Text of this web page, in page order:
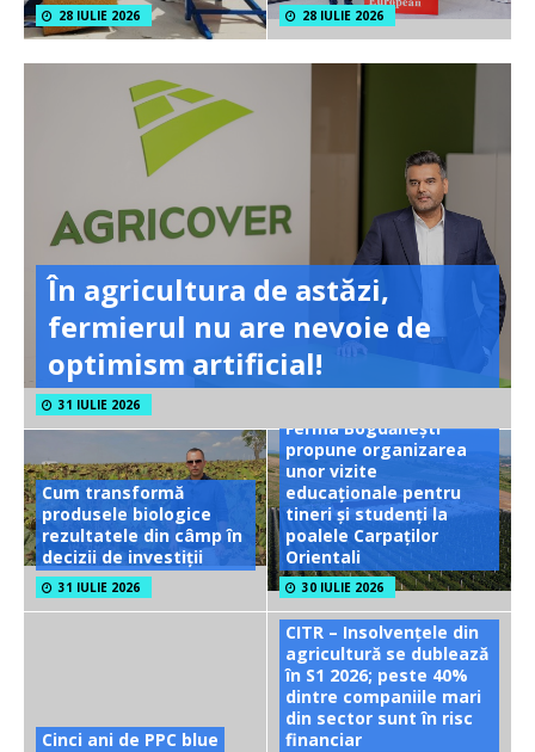
28 IULIE 2026 28 IULIE 2026
În agricultura de astăzi,
fermierul nu are nevoie de
optimism artificial!
31 IULIE 2026
Cum transformă
produsele biologice
rezultatele din câmp în
decizii de investiții
31 IULIE 2026
Ferma Bogdănești
propune organizarea
unor vizite
educaționale pentru
tineri și studenți la
poalele Carpaților
Orientali
30 IULIE 2026
Cinci ani de PPC blue
CITR – Insolvențele din
agricultură se dublează
în S1 2026; peste 40%
dintre companiile mari
din sector sunt în risc
financiar